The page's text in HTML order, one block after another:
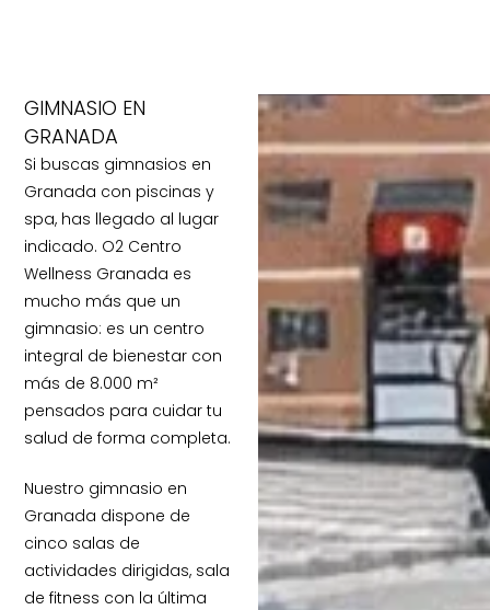
GIMNASIO EN
GRANADA
Si buscas gimnasios en
Granada con piscinas y
spa, has llegado al lugar
indicado. O2 Centro
Wellness Granada es
mucho más que un
gimnasio: es un centro
integral de bienestar con
más de 8.000 m²
pensados para cuidar tu
salud de forma completa.
Nuestro gimnasio en
Granada dispone de
cinco salas de
actividades dirigidas, sala
de fitness con la última